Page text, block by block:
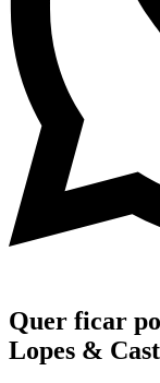
Quer ficar
Lopes &